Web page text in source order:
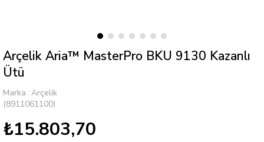
Arçelik Aria™ MasterPro BKU 9130 Kazanlı
Ütü
Marka : Arçelik
(8911061100)
₺15.803,70